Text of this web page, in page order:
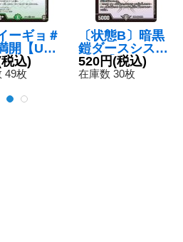
ーギョ＃
開【U】
95}
》
込)
49枚
〔状態B〕暗黒
鎧ダースシスK
【VR】{EX063
0/98}《闇》
520円(税込)
在庫数 30枚